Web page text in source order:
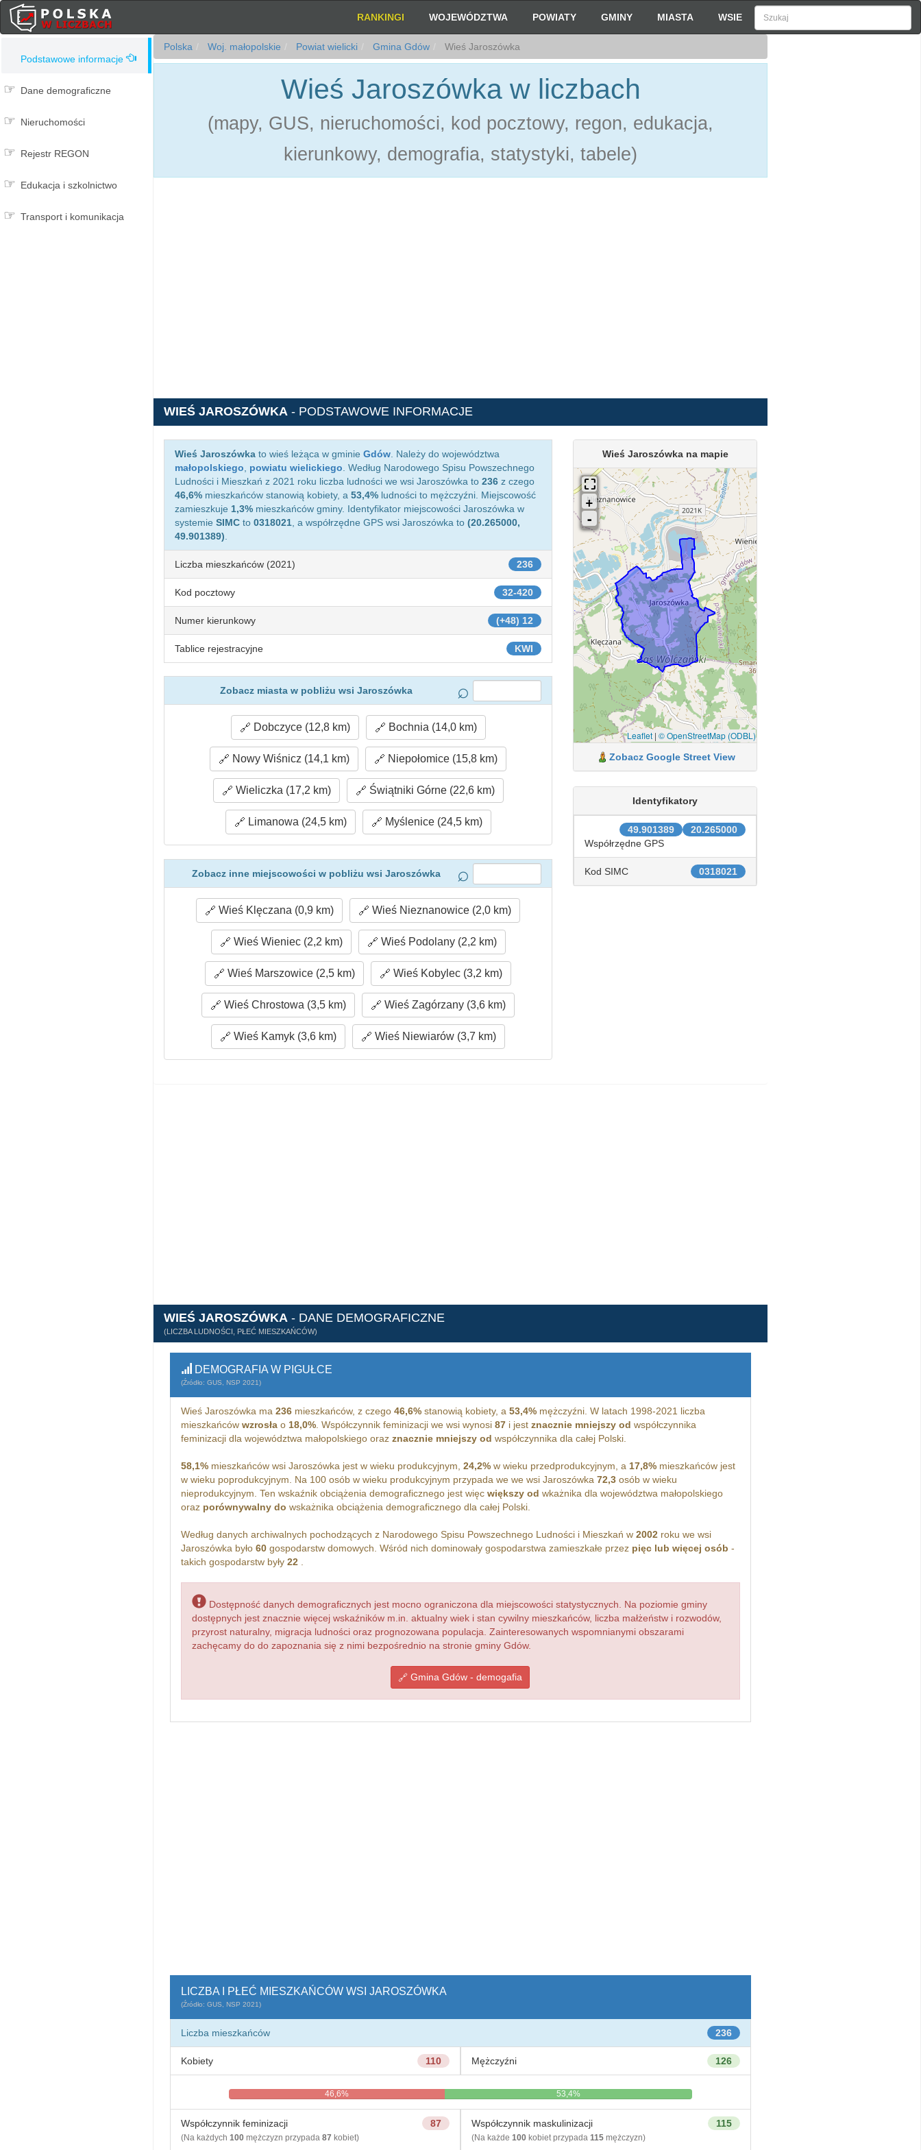
RANKINGI WOJEWÓDZTWA POWIATY GMINY MIASTA WSIE
Podstawowe informacje
Dane demograficzne
Nieruchomości
Rejestr REGON
Edukacja i szkolnictwo
Transport i komunikacja
Polska Woj. małopolskie Powiat wielicki Gmina Gdów Wieś Jaroszówka
Wieś Jaroszówka w liczbach
(mapy, GUS, nieruchomości, kod pocztowy, regon, edukacja,
kierunkowy, demografia, statystyki, tabele)
WIEŚ JAROSZÓWKA - PODSTAWOWE INFORMACJE
Wieś Jaroszówka to wieś leżąca w gminie Gdów . Należy do województwa
małopolskiego
powiatu wielickiego . Według Narodowego Spisu Powszechnego
Ludności i Mieszkań z 2021 roku liczba ludności we wsi Jaroszówka to 236 z czego
46,6% mieszkańców stanowią kobiety, a 53,4% ludności to mężczyźni. Miejscowość
zamieszkuje 1,3% mieszkańców gminy. Identyfikator miejscowości Jaroszówka w
systemie SIMC to 0318021 , a współrzędne GPS wsi Jaroszówka to (20.265000,
49.901389)
236
Liczba mieszkańców (2021)
32-420
Kod pocztowy
(+48) 12
Numer kierunkowy
KWI
Tablice rejestracyjne
Zobacz miasta w pobliżu wsi Jaroszówka
Dobczyce (12,8 km) Bochnia (14,0 km)
Nowy Wiśnicz (14,1 km) Niepołomice (15,8 km)
Wieliczka (17,2 km) Świątniki Górne (22,6 km)
Limanowa (24,5 km) Myślenice (24,5 km)
Zobacz inne miejscowości w pobliżu wsi Jaroszówka
Wieś Klęczana (0,9 km) Wieś Nieznanowice (2,0 km)
Wieś Wieniec (2,2 km) Wieś Podolany (2,2 km)
Wieś Marszowice (2,5 km) Wieś Kobylec (3,2 km)
Wieś Chrostowa (3,5 km) Wieś Zagórzany (3,6 km)
Wieś Kamyk (3,6 km) Wieś Niewiarów (3,7 km)
Wieś Jaroszówka na mapie
Leaflet| © OpenStreetMap (ODBL)
Zobacz Google Street View
Identyfikatory
20.265000
49.901389
Współrzędne GPS
0318021
Kod SIMC
WIEŚ JAROSZÓWKA - DANE DEMOGRAFICZNE
(LICZBA LUDNOŚCI, PŁEĆ MIESZKAŃCÓW)
DEMOGRAFIA W PIGUŁCE
(Źródło: GUS, NSP 2021)
Wieś Jaroszówka ma 236mieszkańców, z czego 46,6%stanowią kobiety, a 53,4%mężczyźni. W latach 1998-2021 liczba
mieszkańców wzrosłao 18,0%. Współczynnik feminizacji we wsi wynosi 87i jest znacznie mniejszy od współczynnika
feminizacji dla województwa małopolskiego oraz znacznie mniejszy od współczynnika dla całej Polski.
58,1%mieszkańców wsi Jaroszówka jest w wieku produkcyjnym, 24,2%w wieku przedprodukcyjnym, a 17,8%mieszkańców jest
w wieku poprodukcyjnym. Na 100 osób w wieku produkcyjnym przypada we we wsi Jaroszówka 72,3osób w wieku
nieprodukcyjnym. Ten wskaźnik obciążenia demograficznego jest więc większy od wkażnika dla województwa małopolskiego
oraz porównywalny do wskażnika obciążenia demograficznego dla całej Polski.
Według danych archiwalnych pochodzących z Narodowego Spisu Powszechnego Ludności i Mieszkań w 2002roku we wsi
Jaroszówka było 60gospodarstw domowych. Wśród nich dominowały gospodarstwa zamieszkałe przez pięc lub więcej osób -
takich gospodarstw były 22.
Dostępność danych demograficznych jest mocno ograniczona dla miejscowości statystycznych. Na poziomie gminy
dostępnych jest znacznie więcej wskaźników m.in. aktualny wiek i stan cywilny mieszkańców, liczba małżeństw i rozwodów,
przyrost naturalny, migracja ludności oraz prognozowana populacja. Zainteresowanych wspomnianymi obszarami
zachęcamy do do zapoznania się z nimi bezpośrednio na stronie gminy Gdów.
Gmina Gdów - demogafia
LICZBA I PŁEĆ MIESZKAŃCÓW WSI JAROSZÓWKA
(Źródło: GUS, NSP 2021)
236
Liczba mieszkańców
110
Kobiety 126
Mężczyźni
46,6% 53,4%
87
Współczynnik feminizacji
(Na każdych 100mężczyzn przypada 87 kobiet)
115
Współczynnik maskulinizacji
(Na każde 100kobiet przypada 115mężczyzn)